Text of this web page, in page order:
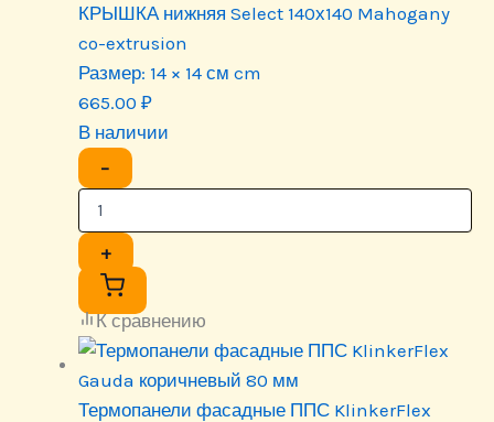
КРЫШКА нижняя Select 140х140 Mahogany
co-extrusion
Размер: 14 × 14 см cm
665.00 ₽
В наличии
−
+
К сравнению
Термопанели фасадные ППС KlinkerFlex